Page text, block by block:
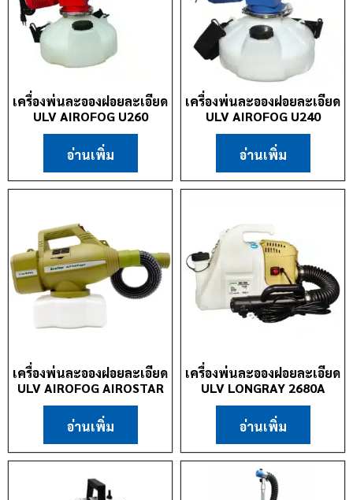
เครื่องพ่นละอองฝอยละเอียด
ULV AIROFOG U260
อ่านเพิ่ม
เครื่องพ่นละอองฝอยละเอียด
ULV AIROFOG U240
อ่านเพิ่ม
เครื่องพ่นละอองฝอยละเอียด
ULV AIROFOG AIROSTAR
อ่านเพิ่ม
เครื่องพ่นละอองฝอยละเอียด
ULV LONGRAY 2680A
อ่านเพิ่ม